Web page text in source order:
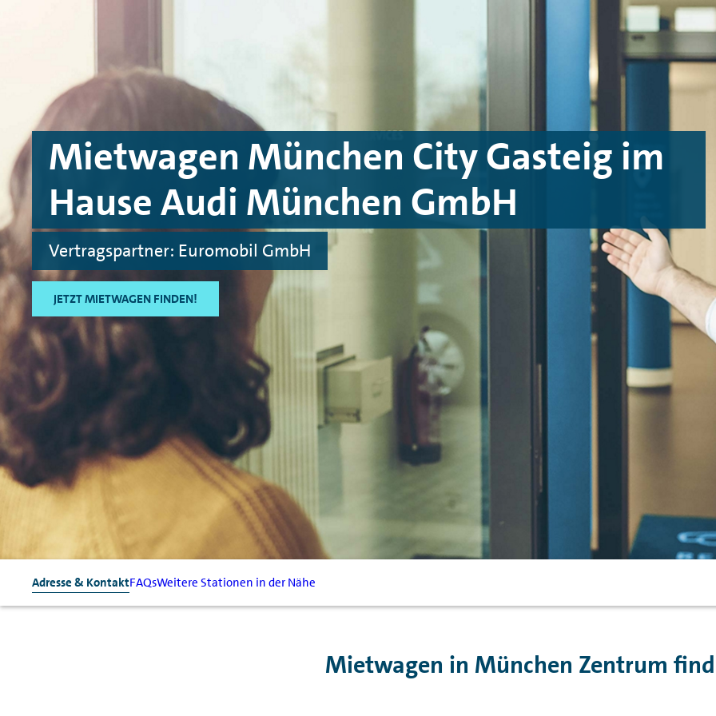
Mietwagen München City Gasteig im
Hause Audi München GmbH
Vertragspartner: Euromobil GmbH
JETZT MIETWAGEN FINDEN!
Adresse & KontaktFAQsWeitere Stationen in der Nähe
Mietwagen in München Zentrum